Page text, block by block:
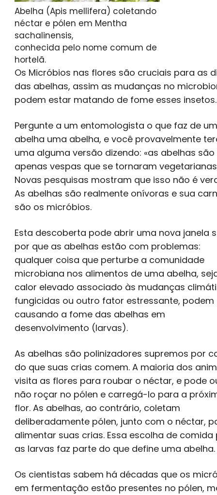
Abelha (Apis mellifera) coletando
néctar e pólen em Mentha
sachalinensis,
conhecida pelo nome comum de
hortelã.
Os Micróbios nas flores são cruciais para as
das abelhas, assim as mudanças no
podem estar matando de fome esses insetos.
Pergunte a um entomologista o que faz de
abelha uma abelha, e você provavelmente
uma alguma versão dizendo: «as abelhas são
apenas vespas que se tornaram
Novas pesquisas mostram que isso não é
As abelhas são realmente onívoras e sua
são os micróbios.
Esta descoberta pode abrir uma nova janela
por que as abelhas estão com problemas:
qualquer coisa que perturbe a comunidade
microbiana nos alimentos de uma abelha,
calor elevado associado às mudanças
fungicidas ou outro fator estressante, podem
causando a fome das abelhas em
desenvolvimento (larvas).
As abelhas são polinizadores supremos por
do que suas crias comem. A maioria dos
visita as flores para roubar o néctar, e pode
não roçar no pólen e carregá-lo para a
flor. As abelhas, ao contrário, coletam
deliberadamente pólen, junto com o néctar,
alimentar suas crias. Essa escolha de comida
as larvas faz parte do que define uma abelha.
Os cientistas sabem há décadas que os
em fermentação estão presentes no pólen,